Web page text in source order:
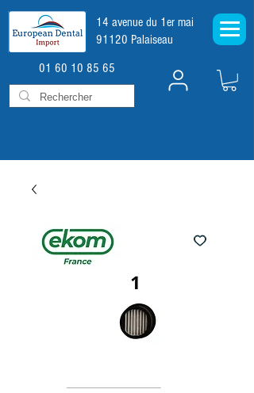
14 avenue du 1er mai
91120 Palaiseau
01 60 10 85 65